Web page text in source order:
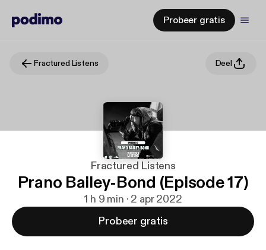
Probeer gratis
Fractured Listens Deel
Fractured Listens
Prano Bailey-Bond (Episode 17)
1 h 9 min · 2 apr 2022
Probeer gratis